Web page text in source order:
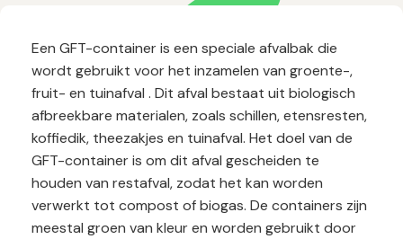
Een GFT-container is een speciale afvalbak die
wordt gebruikt voor het inzamelen van groente-,
fruit- en tuinafval . Dit afval bestaat uit biologisch
afbreekbare materialen, zoals schillen, etensresten,
koffiedik, theezakjes en tuinafval. Het doel van de
GFT-container is om dit afval gescheiden te
houden van restafval, zodat het kan worden
verwerkt tot compost of biogas. De containers zijn
meestal groen van kleur en worden gebruikt door